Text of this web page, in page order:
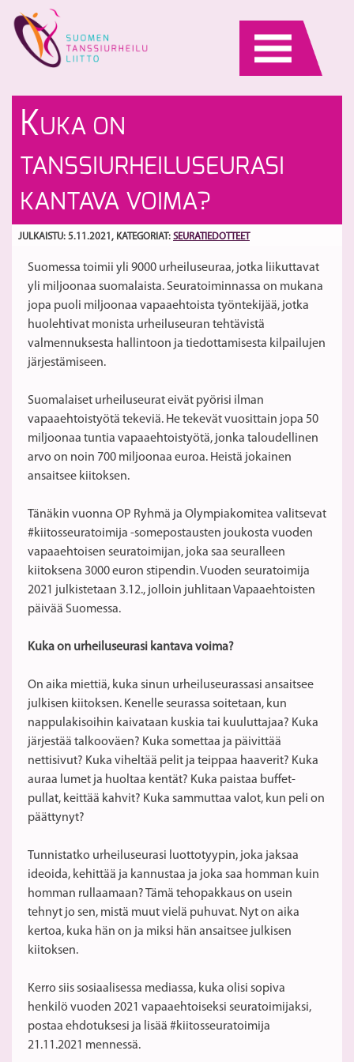
content
KUKA ON
TANSSIURHEILUSEURASI
KANTAVA VOIMA?
JULKAISTU: 5.11.2021 , KATEGORIAT: SEURATIEDOTTEET
Suomessa toimii yli 9000 urheiluseuraa, jotka liikuttavat
yli miljoonaa suomalaista. Seuratoiminnassa on mukana
jopa puoli miljoonaa vapaaehtoista työntekijää, jotka
huolehtivat monista urheiluseuran tehtävistä
valmennuksesta hallintoon ja tiedottamisesta kilpailujen
järjestämiseen.
Suomalaiset urheiluseurat eivät pyörisi ilman
vapaaehtoistyötä tekeviä. He tekevät vuosittain jopa 50
miljoonaa tuntia vapaaehtoistyötä, jonka taloudellinen
arvo on noin 700 miljoonaa euroa. Heistä jokainen
ansaitsee kiitoksen.
Tänäkin vuonna OP Ryhmä ja Olympiakomitea valitsevat
#kiitosseuratoimija -somepostausten joukosta vuoden
vapaaehtoisen seuratoimijan, joka saa seuralleen
kiitoksena 3000 euron stipendin. Vuoden seuratoimija
2021 julkistetaan 3.12., jolloin juhlitaan Vapaaehtoisten
päivää Suomessa.
Kuka on urheiluseurasi kantava voima?
On aika miettiä, kuka sinun urheiluseurassasi ansaitsee
julkisen kiitoksen. Kenelle seurassa soitetaan, kun
nappulakisoihin kaivataan kuskia tai kuuluttajaa? Kuka
järjestää talkooväen? Kuka somettaa ja päivittää
nettisivut? Kuka viheltää pelit ja teippaa haaverit? Kuka
auraa lumet ja huoltaa kentät? Kuka paistaa buffet-
pullat, keittää kahvit? Kuka sammuttaa valot, kun peli on
päättynyt?
Tunnistatko urheiluseurasi luottotyypin, joka jaksaa
ideoida, kehittää ja kannustaa ja joka saa homman kuin
homman rullaamaan? Tämä tehopakkaus on usein
tehnyt jo sen, mistä muut vielä puhuvat. Nyt on aika
kertoa, kuka hän on ja miksi hän ansaitsee julkisen
kiitoksen.
Kerro siis sosiaalisessa mediassa, kuka olisi sopiva
henkilö vuoden 2021 vapaaehtoiseksi seuratoimijaksi,
postaa ehdotuksesi ja lisää #kiitosseuratoimija
21.11.2021 mennessä.